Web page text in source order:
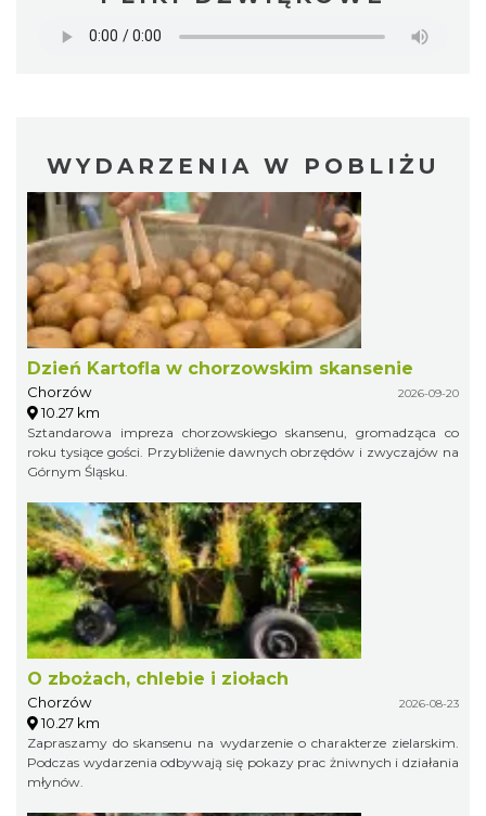
WYDARZENIA W POBLIŻU
Dzień Kartofla w chorzowskim skansenie
Chorzów 2026-09-20
10.27 km
Sztandarowa impreza chorzowskiego skansenu, gromadząca co
roku tysiące gości. Przybliżenie dawnych obrzędów i zwyczajów na
Górnym Śląsku.
O zbożach, chlebie i ziołach
Chorzów 2026-08-23
10.27 km
Zapraszamy do skansenu na wydarzenie o charakterze zielarskim.
Podczas wydarzenia odbywają się pokazy prac żniwnych i działania
młynów.